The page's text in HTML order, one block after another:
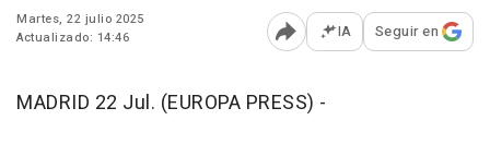
Martes, 22 julio 2025
Actualizado: 14:46
Abrir opciones para
IA Seguir en
MADRID 22 Jul. (EUROPA PRESS) -